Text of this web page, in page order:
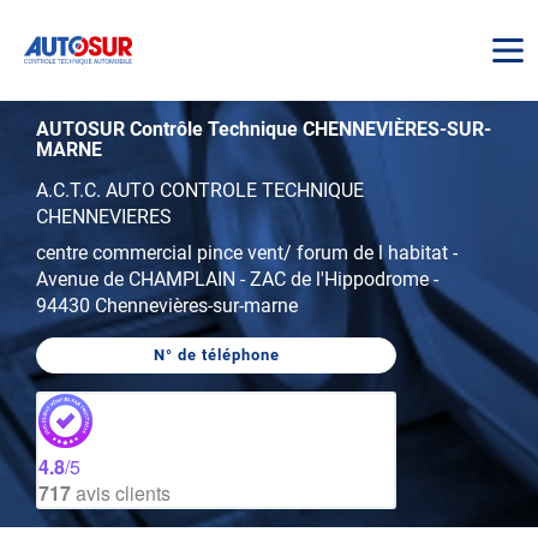
AUTOSUR Contrôle Technique CHENNEVIÈRES-SUR-
MARNE
A.C.T.C. AUTO CONTROLE TECHNIQUE
CHENNEVIERES
centre commercial pince vent/ forum de l habitat -
Avenue de CHAMPLAIN - ZAC de l'Hippodrome-
94430 Chennevières-sur-marne
N° de téléphone
AFFICHER
CHENNEVIÈRES-
SUR-
4.8/5
717avis clients